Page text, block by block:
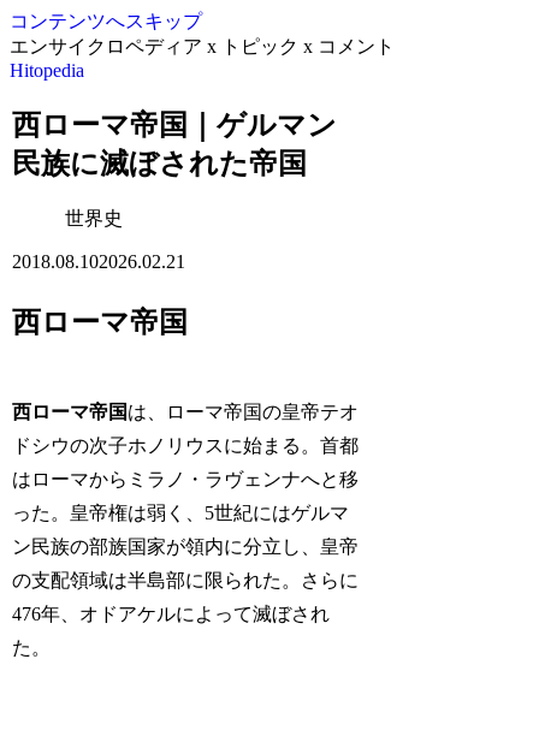
コンテンツへスキップ
エンサイクロペディア x トピック x コメント
Hitopedia
西ローマ帝国｜ゲルマン
民族に滅ぼされた帝国
世界史
2018.08.102026.02.21
西ローマ帝国
西ローマ帝国は、ローマ帝国の皇帝テオ
ドシウの次子ホノリウスに始まる。首都
はローマからミラノ・ラヴェンナへと移
った。皇帝権は弱く、5世紀にはゲルマ
ン民族の部族国家が領内に分立し、皇帝
の支配領域は半島部に限られた。さらに
476年、オドアケルによって滅ぼされ
た。